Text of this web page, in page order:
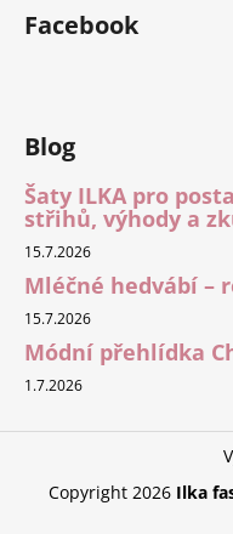
Facebook
Blog
Šaty ILKA pro
střihů, výhody a
15.7.2026
Mléčné hedvábí –
15.7.2026
Módní přehlídka
1.7.2026
Copyright 2026 Ilka